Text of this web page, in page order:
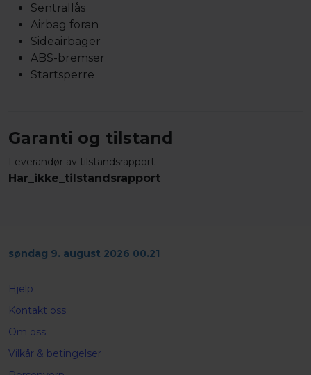
Sentrallås
Airbag foran
Sideairbager
ABS-bremser
Startsperre
Garanti og tilstand
Leverandør av tilstandsrapport
Har_ikke_tilstandsrapport
søndag 9. august 2026 00.21
Hjelp
Kontakt oss
Om oss
Vilkår & betingelser